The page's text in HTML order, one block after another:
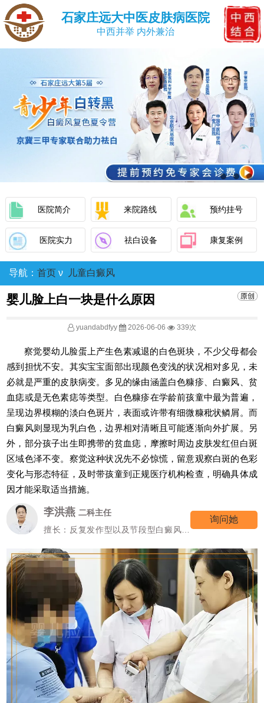
石家庄远大中医皮肤病医院
中西并举 内外兼治
医院简介 来院路线 预约挂号
医院实力 祛白设备 康复案例
导航： 首页 ν 儿童白癜风
婴儿脸上白一块是什么原因
yuandabdfyy 2026-06-06 339次
察觉婴幼儿脸蛋上产生色素减退的白色斑块，不少父母都会
感到担忧不安。其实宝宝面部出现颜色变浅的状况相对多见，未
必就是严重的皮肤病变。多见的缘由涵盖白色糠疹、白癜风、贫
血痣或是无色素痣等类型。白色糠疹在学龄前孩童中最为普遍，
呈现边界模糊的淡白色斑片，表面或许带有细微糠秕状鳞屑。而
白癜风则显现为乳白色，边界相对清晰且可能逐渐向外扩展。另
外，部分孩子出生即携带的贫血痣，摩擦时周边皮肤发红但白斑
区域色泽不变。察觉这种状况先不必惊慌，留意观察白斑的色彩
变化与形态特征，及时带孩童到正规医疗机构检查，明确具体成
因才能采取适当措施。
高霞 七科主任
擅长：女性/颜面型白癜风的诊治
询问她